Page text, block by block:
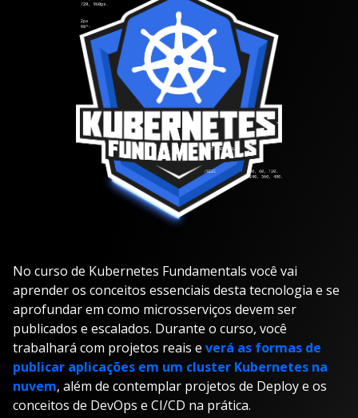
No curso de Kubernetes Fundamentals você vai
aprender os conceitos essenciais desta tecnologia e se
aprofundar em como microsserviços devem ser
publicados e escalados. Durante o curso, você
trabalhará com projetos reais e verá as formas de
publicar aplicações em um cluster Kubernetes na
nuvem, além de contemplar projetos de Deploy e os
conceitos de DevOps e CI/CD na prática.